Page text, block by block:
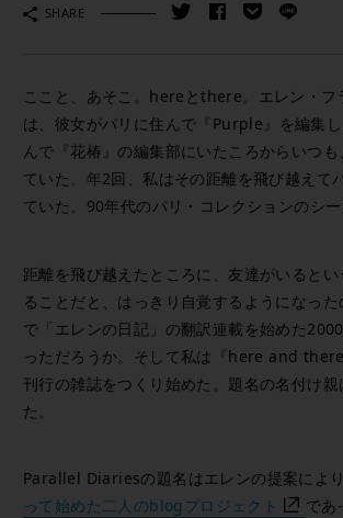
SHARE
ここと、あそこ。hereとthere。エレン・フ
は、彼女がパリに住んで『Purple』を編集
んで『花椿』の編集部にいたころからいつ
ていた。年2回、私はその距離を飛び越えて
ていた。90年代のパリ・コレクションのシー
距離を飛び越えたところに、友達がいると
ることだと、はっきり自覚するようになった
で「エレンの日記」の翻訳連載を始めた
っただろうか。そして私は『here and
刊行の雑誌をつくり始めた。題名の名付け親
た。
Parallel Diariesの題名はエレンの提案によ
って始めた二人のblogプロジェクト
であ